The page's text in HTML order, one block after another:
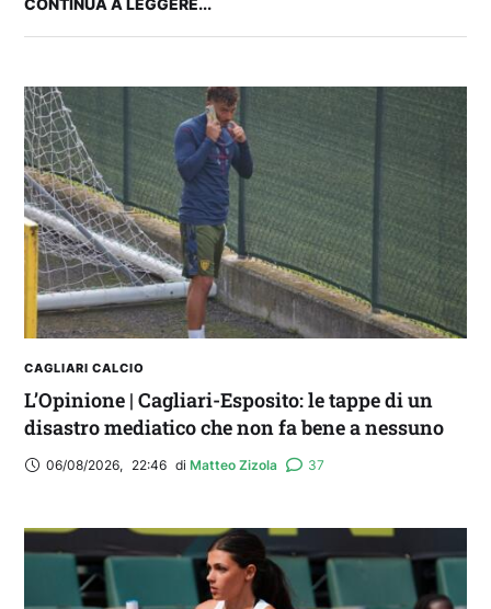
Balliana: “Firmare con la Bora è come andare al
Real Madrid. Ora obiettivo Lunigiana”
CONTINUA A LEGGERE...
CAGLIARI CALCIO
L’Opinione | Cagliari-Esposito: le tappe di un
disastro mediatico che non fa bene a nessuno
06/08/2026, 22:46 di Matteo Zizola 37